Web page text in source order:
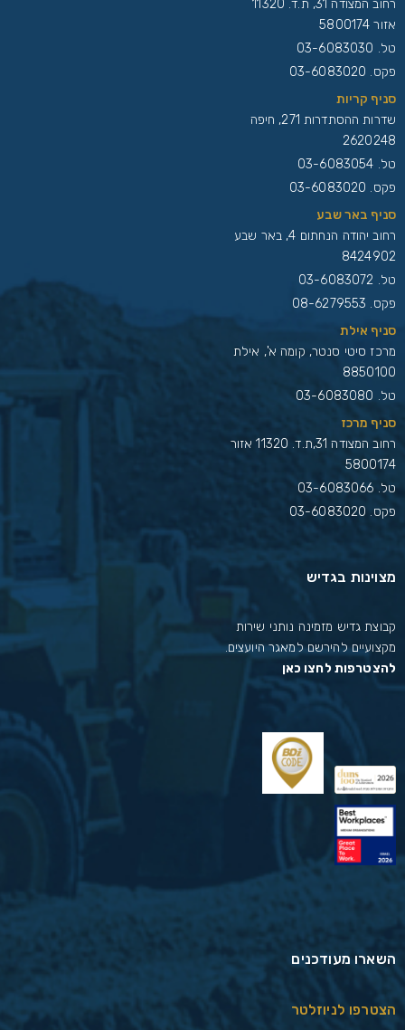
רחוב המצודה 31, ת.ד. 11320
אזור 5800174
טל. 03-6083030
פקס. 03-6083020
סניף קריות
שדרות ההסתדרות 271, חיפה
2620248
טל. 03-6083054
פקס. 03-6083020
סניף באר שבע
רחוב יהודה הנחתום 4, באר שבע
8424902
טל. 03-6083072
פקס. 08-6279553
סניף אילת
מרכז סיטי סנטר, קומה א', אילת
8850100
טל. 03-6083080
סניף מרכז
רחוב המצודה 31,ת.ד. 11320 אזור
5800174
טל. 03-6083066
פקס. 03-6083020
מצוינות בגדיש
קבוצת גדיש מזמינה נותני שירות
מקצועיים להירשם למאגר היועצים.
להצטרפות לחצו כאן
השארו מעודכנים
הצטרפו לניוזלטר